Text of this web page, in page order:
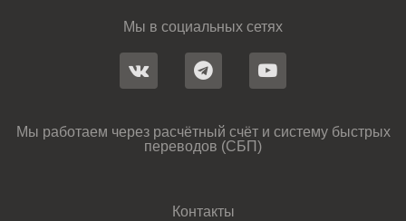
Мы в социальных сетях
Мы работаем через расчётный счёт и систему быстрых
переводов (СБП)
Контакты